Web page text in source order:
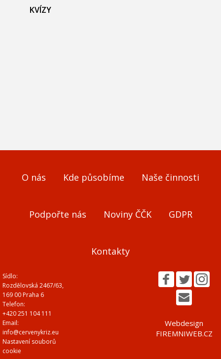
KVÍZY
O nás Kde působíme Naše činnosti
Podpořte nás Noviny ČČK GDPR
Kontakty
Sídlo:
Rozdělovská 2467/63,
169 00 Praha 6
Telefon:
+420 251 104 111
Email:
info@cervenykriz.eu
Nastavení souborů
cookie
Webdesign
FIREMNIWEB.CZ